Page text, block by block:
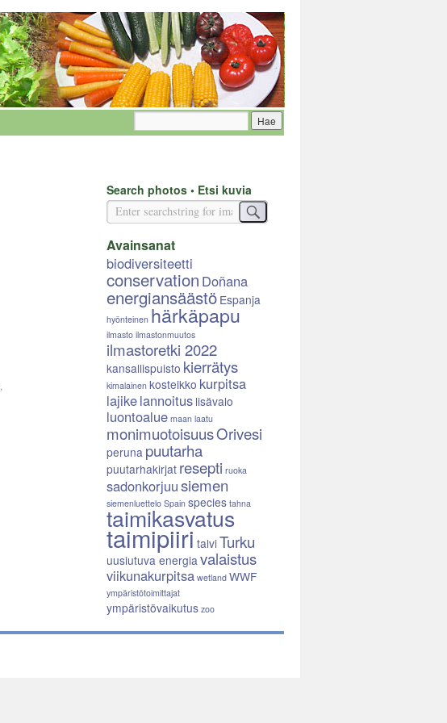
,
Search photos • Etsi kuvia
Avainsanat
biodiversiteetti
conservation Doñana
energiansäästö Espanja
hyönteinen härkäpapu
ilmasto ilmastonmuutos
ilmastoretki 2022
kansallispuisto kierrätys
kimalainen kosteikko kurpitsa
lajikelannoitus lisävalo
luontoalue maan laatu
monimuotoisuusOrivesi
peruna puutarha
puutarhakirjat resepti ruoka
sadonkorjuusiemen
siemenluettelo Spain species tahna
taimikasvatus
taimipiiri talviTurku
uusiutuva energia valaistus
viikunakurpitsa wetland WWF
ympäristötoimittajat
ympäristövaikutus zoo